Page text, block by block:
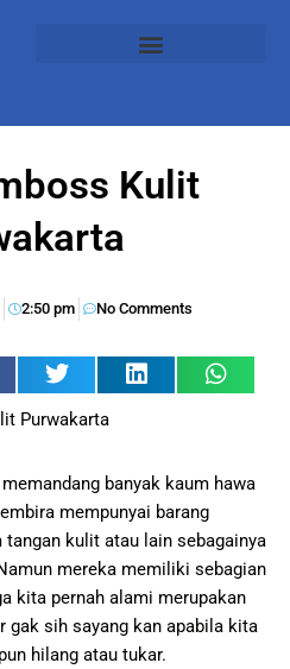
Kulit
2:50 pm No Comments
Purwakarta
banyak kaum hawa
mempunyai barang
kulit atau lain sebagainya
mereka memiliki sebagian
kita pernah alami merupakan
gak sih sayang kan apabila kita
hilang atau tukar.